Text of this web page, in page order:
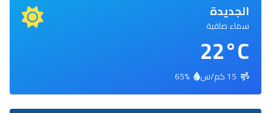
الجديدة
سماء صافية
22°C